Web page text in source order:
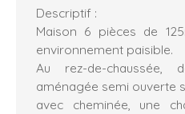
Descriptif :
Maison 6 pièces de
environnement paisible.
Au rez-de-chaussée,
aménagée semi ouverte
avec cheminée, une